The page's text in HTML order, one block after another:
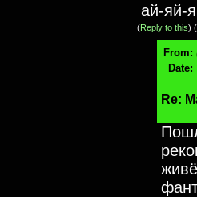
ай-яй-
(Reply to this) (
From:
Date:
Re: